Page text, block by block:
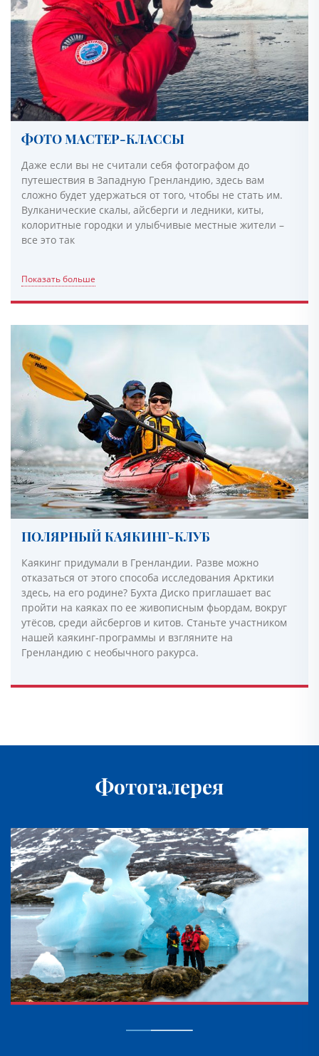
ФОТО МАСТЕР-КЛАССЫ
Даже если вы не считали себя фотографом до
путешествия в Западную Гренландию, здесь вам
сложно будет удержаться от того, чтобы не стать им.
Вулканические скалы, айсберги и ледники, киты,
колоритные городки и улыбчивые местные жители –
все это так
Показать больше
ПОЛЯРНЫЙ КАЯКИНГ-КЛУБ
Каякинг придумали в Гренландии. Разве можно
отказаться от этого способа исследования Арктики
здесь, на его родине? Бухта Диско приглашает вас
пройти на каяках по ее живописным фьордам, вокруг
утёсов, среди айсбергов и китов. Станьте участником
нашей каякинг-программы и взгляните на
Гренландию с необычного ракурса.
Фотогалерея